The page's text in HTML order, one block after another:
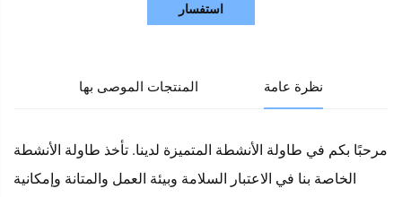
استفسار
نظرة عامة المنتجات الموصى بها
مرحبًا بكم في طاولة الأنشطة المتميزة لدينا. تأخذ طاولة الأنشطة
الخاصة بنا في الاعتبار السلامة وبيئة العمل والمتانة وإمكانية